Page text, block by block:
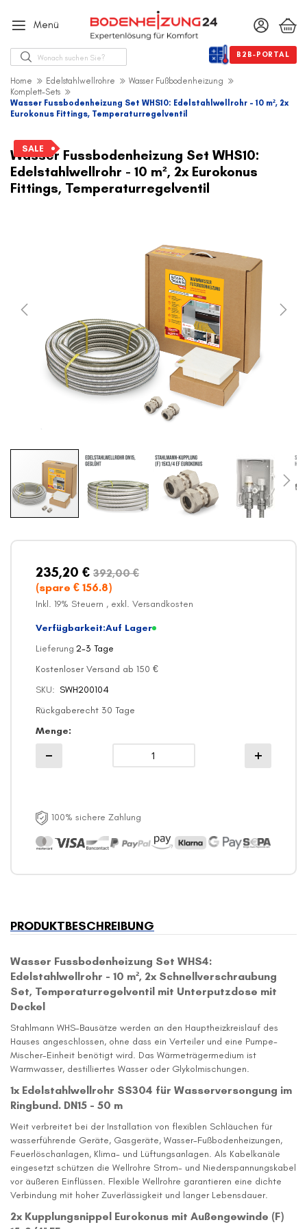
Menü
Suche B2B-PORTAL
Home Edelstahlwellrohre
Wasser Fußbodenheizung
Komplett-Sets
Wasser Fussbodenheizung Set WHS10: Edelstahlwellrohr - 10 m², 2x
Eurokonus Fittings, Temperaturregelventil
Ende
der
Bildergalerie
springen
Wasser Fussbodenheizung Set WHS10:
Edelstahlwellrohr - 10 m², 2x Eurokonus
Fittings, Temperaturregelventil
SALE
Anfang
Bildergalerie
springen235,20 € 392,00 €
(spare € 156.8)
Inkl. 19% Steuern , exkl. Versandkosten
Verfügbarkeit:Auf Lager
Lieferung 2-3 Tage
Kostenloser Versand ab 150 €
Rückgaberecht 30 Tage
SKU SWH200104
Menge
100% sichere Zahlung
PRODUKTBESCHREIBUNG
Wasser Fussbodenheizung Set WHS4:
Edelstahlwellrohr - 10 m², 2x Schnellverschraubung
Set, Temperaturregelventil mit Unterputzdose mit
Deckel
Stahlmann WHS-Bausätze werden an den Hauptheizkreislauf des
Hauses angeschlossen, ohne dass ein Verteiler und eine Pumpe-
Mischer-Einheit benötigt wird. Das Wärmeträgermedium ist
Warmwasser, destilliertes Wasser oder Glykolmischungen.
1x Edelstahlwellrohr SS304 für Wasserversongung im
Ringbund. DN15 - 50 m
Weit verbreitet bei der Installation von flexiblen Schläuchen für
wasserführende Geräte, Gasgeräte, Wasser-Fußbodenheizungen,
Feuerlöschanlagen, Klima- und Lüftungsanlagen. Als Kabelkanäle
eingesetzt schützen die Wellrohre Strom- und Niederspannungskabel
vor äußeren Einflüssen. Flexible Wellrohre garantieren eine dichte
Verbindung mit hoher Zuverlässigkeit und langer Lebensdauer.
2x Kupplungsnippel Eurokonus mit Außengewinde (F)